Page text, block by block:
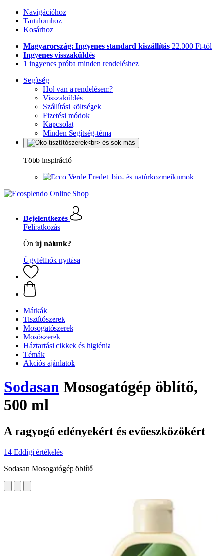
Navigációhoz
Tartalomhoz
Kosárhoz
Magyarország: Ingyenes standard kiszállítás 22.000 Ft-tól
Ingyenes visszaküldés
1 ingyenes próba minden rendeléshez
Segítség
Hol van a rendelésem?
Visszaküldés
Szállítási költségek
Fizetési módok
Kapcsolat
Minden Segítség-téma
Több inspiráció
Eredeti bio- és natúrkozmeikumok
Bejelentkezés
Feliratkozás
Ön új nálunk?
Ügyfélfiók nyitása
Márkák
Tisztítószerek
Mosogatószerek
Mosószerek
Háztartási cikkek és higiénia
Témák
Akciós ajánlatok
Sodasan Mosogatógép öblítő,
500 ml
A ragyogó edényekért és evőeszközökért
14 Eddigi értékelés
Sodasan Mosogatógép öblítő